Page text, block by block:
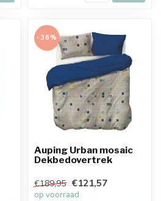
-36%
Auping Urban mosaic
Dekbedovertrek
€189,95 €121,57
op voorraad